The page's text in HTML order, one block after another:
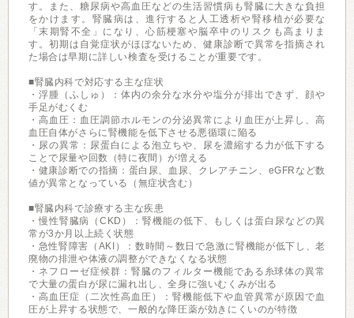
す。また、糖尿病や高血圧などの生活習慣病も腎臓に大きな負担
をかけます。腎臓病は、進行すると人工透析や腎移植が必要な
「末期腎不全」になり、心筋梗塞や脳卒中のリスクも高まりま
す。初期は自覚症状がほぼないため、健康診断で異常を指摘され
た場合は早期に詳しい検査を受けることが重要です。
■腎臓内科で対応する主な症状
・浮腫（ふしゅ）：体内の余分な水分や塩分が排出できず、顔や
手足がむくむ
・高血圧：血圧調節ホルモンの分泌異常により血圧が上昇し、高
血圧自体がさらに腎機能を低下させる悪循環に陥る
・尿の異常：尿蛋白による泡立ちや、尿を濃縮する力が低下する
ことで尿量や回数（特に夜間）が増える
・健康診断での指摘：蛋白尿、血尿、クレアチニン、eGFRなど数
値が異常となっている（無症状含む）
■腎臓内科で診療する主な疾患
・慢性腎臓病（CKD）：腎機能の低下、もしくは蛋白尿などの異
常が3か月以上続く状態
・急性腎障害（AKI）：数時間～数日で急激に腎機能が低下し、老
廃物の排泄や体液の調整ができなくなる状態
・ネフローゼ症候群：腎臓のフィルター機能である糸球体の異常
で大量の蛋白が尿に漏れ出し、全身に強いむくみが出る
・高血圧症（二次性高血圧）：腎機能低下や血管異常が原因で血
圧が上昇する状態で、一般的な降圧薬が効きにくいのが特徴